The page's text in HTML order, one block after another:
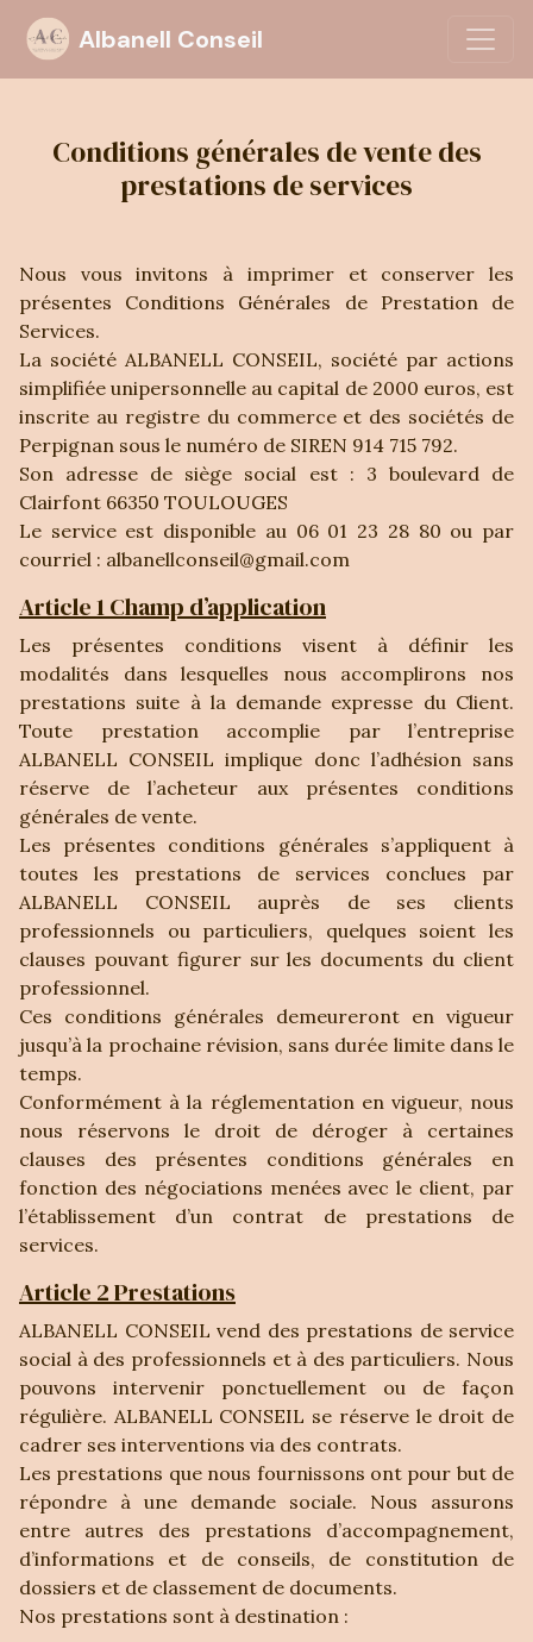
Albanell Conseil
Conditions générales de vente des
prestations de services
Nous vous invitons à imprimer et conserver les
présentes Conditions Générales de Prestation de
Services.
La société ALBANELL CONSEIL, société par actions
simplifiée unipersonnelle au capital de 2000 euros, est
inscrite au registre du commerce et des sociétés de
Perpignan sous le numéro de SIREN 914 715 792.
Son adresse de siège social est : 3 boulevard de
Clairfont 66350 TOULOUGES
Le service est disponible au 06 01 23 28 80 ou par
courriel : albanellconseil@gmail.com
Article 1 Champ d’application
Les présentes conditions visent à définir les
modalités dans lesquelles nous accomplirons nos
prestations suite à la demande expresse du Client.
Toute prestation accomplie par l’entreprise
ALBANELL CONSEIL implique donc l’adhésion sans
réserve de l’acheteur aux présentes conditions
générales de vente.
Les présentes conditions générales s’appliquent à
toutes les prestations de services conclues par
ALBANELL CONSEIL auprès de ses clients
professionnels ou particuliers, quelques soient les
clauses pouvant figurer sur les documents du client
professionnel.
Ces conditions générales demeureront en vigueur
jusqu’à la prochaine révision, sans durée limite dans le
temps.
Conformément à la réglementation en vigueur, nous
nous réservons le droit de déroger à certaines
clauses des présentes conditions générales en
fonction des négociations menées avec le client, par
l’établissement d’un contrat de prestations de
services.
Article 2 Prestations
ALBANELL CONSEIL vend des prestations de service
social à des professionnels et à des particuliers. Nous
pouvons intervenir ponctuellement ou de façon
régulière. ALBANELL CONSEIL se réserve le droit de
cadrer ses interventions via des contrats.
Les prestations que nous fournissons ont pour but de
répondre à une demande sociale. Nous assurons
entre autres des prestations d’accompagnement,
d’informations et de conseils, de constitution de
dossiers et de classement de documents.
Nos prestations sont à destination :